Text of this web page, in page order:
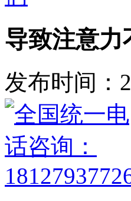
导致注意力
发布时间：